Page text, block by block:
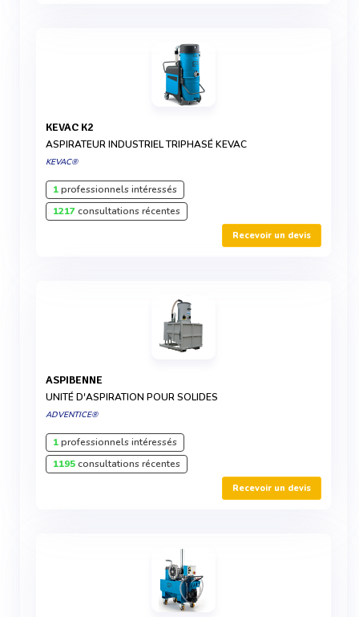
KEVAC K2
ASPIRATEUR INDUSTRIEL TRIPHASÉ KEVAC
KEVAC®
1professionnels intéressés
1217consultations récentes
Recevoir un devis
ASPIBENNE
UNITÉ D'ASPIRATION POUR SOLIDES
ADVENTICE®
1professionnels intéressés
1195consultations récentes
Recevoir un devis